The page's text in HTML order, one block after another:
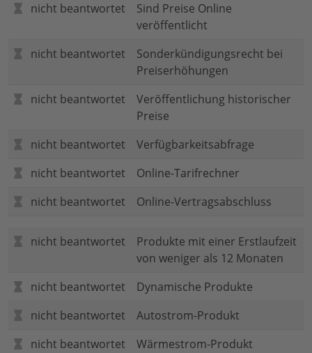
nicht beantwortet
Sind Preise Online
veröffentlicht
nicht beantwortet
Sonderkündigungsrecht bei
Preiserhöhungen
nicht beantwortet
Veröffentlichung historischer
Preise
nicht beantwortet
Verfügbarkeitsabfrage
nicht beantwortet
Online-Tarifrechner
nicht beantwortet
Online-Vertragsabschluss
nicht beantwortet
Produkte mit einer Erstlaufzeit
von weniger als 12 Monaten
nicht beantwortet
Dynamische Produkte
nicht beantwortet
Autostrom-Produkt
nicht beantwortet
Wärmestrom-Produkt